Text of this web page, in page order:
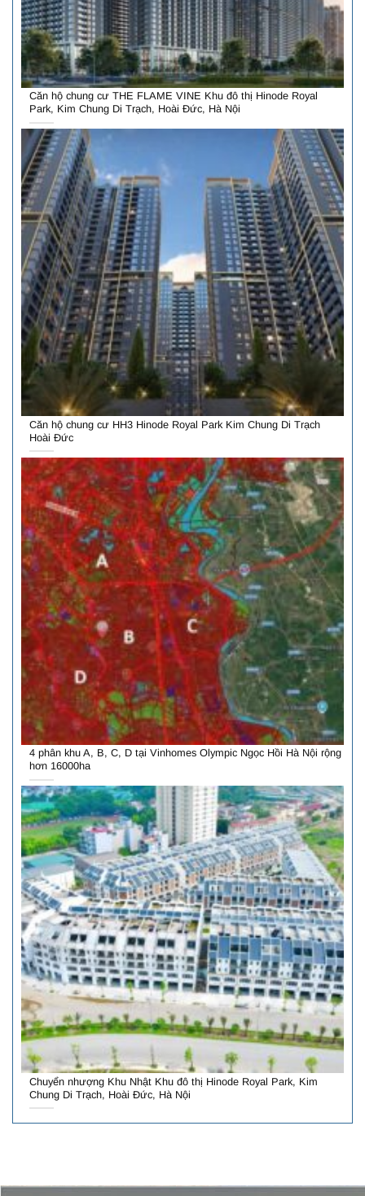
Căn hộ chung cư THE FLAME VINE Khu đô thị Hinode Royal
Park, Kim Chung Di Trạch, Hoài Đức, Hà Nội
Căn hộ chung cư HH3 Hinode Royal Park Kim Chung Di Trạch
Hoài Đức
4 phân khu A, B, C, D tại Vinhomes Olympic Ngọc Hồi Hà Nội rộng
hơn 16000ha
Chuyển nhượng Khu Nhật Khu đô thị Hinode Royal Park, Kim
Chung Di Trạch, Hoài Đức, Hà Nội